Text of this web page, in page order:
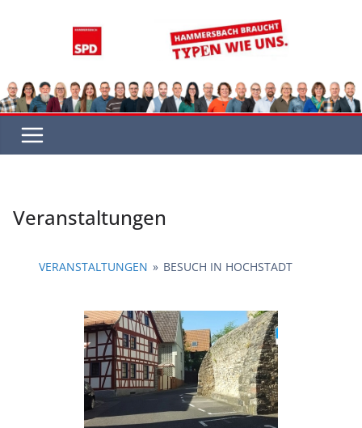
Veranstaltungen
VERANSTALTUNGEN » BESUCH IN HOCHSTADT